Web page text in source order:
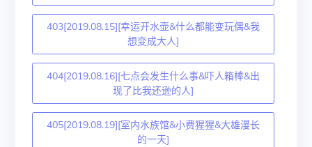
403[2019.08.15][幸运开水壶&什么都能变玩偶&我
想变成大人]
404[2019.08.16][七点会发生什么事&吓人箱棒&出
现了比我还逊的人]
405[2019.08.19][室内水族馆&小费猩猩&大雄漫长
的一天]